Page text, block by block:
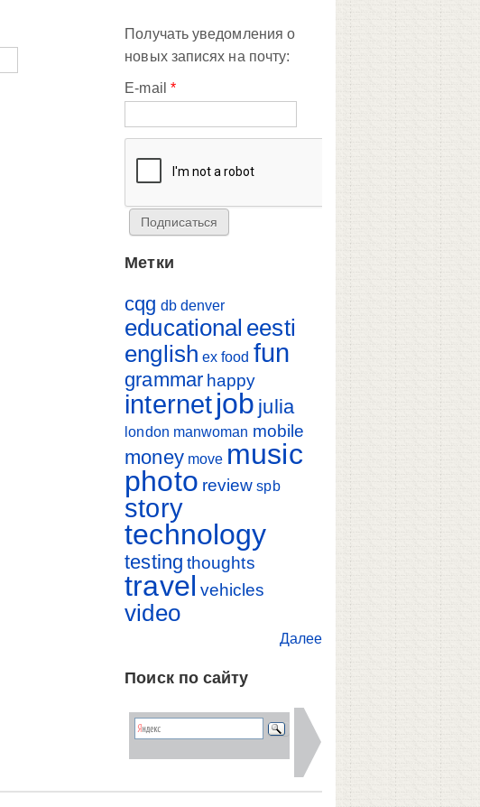
Получать уведомления о
новых записях на почту:
E-mail *
Метки
cqg db denver
educational eesti
english ex food fun
grammar happy
internetjob julia
london manwoman mobile
money move music
photo review spb
story
technology
testing thoughts
travel vehicles
video
Далее
Поиск по сайту